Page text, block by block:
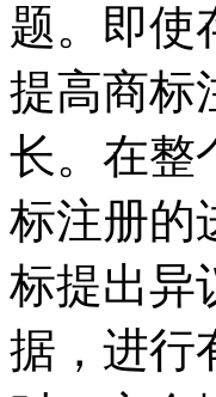
题。即使
提高商标
长。在整
标注册的
标提出异
据，进行